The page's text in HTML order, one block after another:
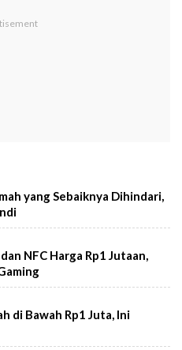
yang Sebaiknya Dihindari,
NFC Harga Rp1 Jutaan,
di Bawah Rp1 Juta, Ini